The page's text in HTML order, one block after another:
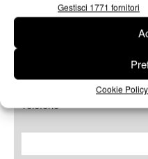
Gestisci 1771 fornitori
Cookie Policy
Telefono